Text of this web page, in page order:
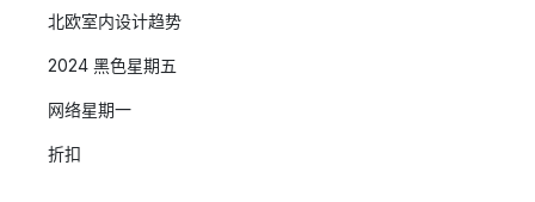
北欧室内设计趋势
2024 黑色星期五
网络星期一
折扣